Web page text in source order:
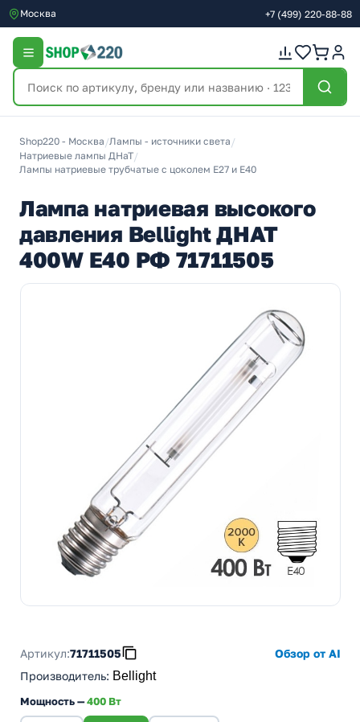
Москва +7 (499) 220-88-88
Shop220 - Москва /Лампы - источники света /
Натриевые лампы ДНаТ/
Лампы натриевые трубчатые с цоколем Е27 и Е40
Лампа натриевая высокого
давления Bellight ДНАТ
400W E40 РФ 71711505
Артикул:71711505
Обзор от AI
Производитель: Bellight
Мощность —400 Вт